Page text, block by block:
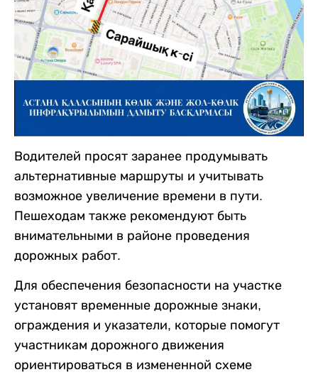
Водителей просят заранее продумывать
альтернативные маршруты и учитывать
возможное увеличение времени в пути.
Пешеходам также рекомендуют быть
внимательными в районе проведения
дорожных работ.
Для обеспечения безопасности на участке
установят временные дорожные знаки,
ограждения и указатели, которые помогут
участникам дорожного движения
ориентироваться в измененной схеме